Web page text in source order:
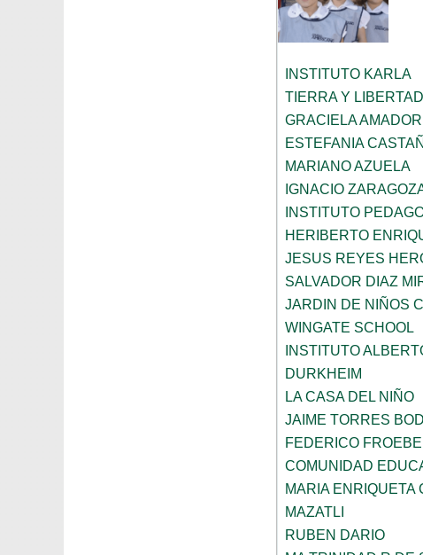
INSTITUTO KARLA
TIERRA Y LIBERTAD
GRACIELA AMADOR
ESTEFANIA
MARIANO AZUELA
IGNACIO
INSTITUTO
HERIBERTO
JESUS REYES
SALVADOR DIAZ
JARDIN DE NIÑOS
WINGATE SCHOOL
INSTITUTO
DURKHEIM
LA CASA DEL NIÑO
JAIME TORRES
FEDERICO
COMUNIDAD
MARIA ENRIQUETA
MAZATLI
RUBEN DARIO